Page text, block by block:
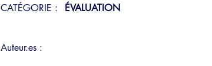
CATÉGORIE : ÉVALUATION
Auteur.es :